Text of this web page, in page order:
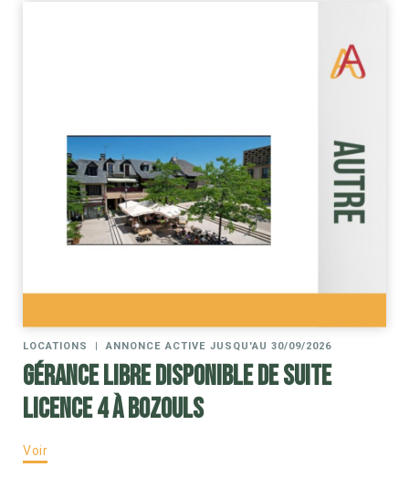
LOCATIONS ANNONCE ACTIVE JUSQU'AU 30/09/2026
Gérance libre disponible de suite
Licence 4 à Bozouls
Voir